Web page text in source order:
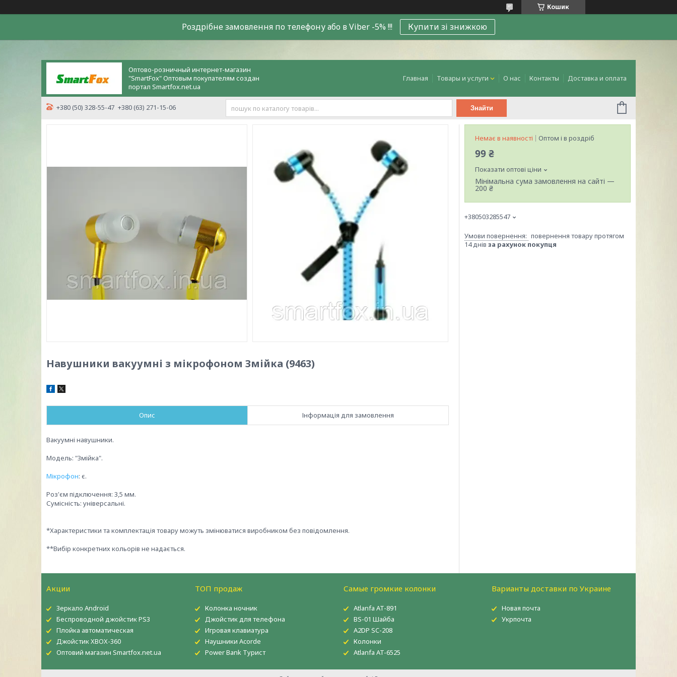
Кошик
Роздрiбне замовлення по телефону або в Viber -5% !!! Купити зі знижкою
Оптово-розничный интернет-магазин
"SmartFox" Оптовым покупателям создан
портал Smartfox.net.ua
Главная Товары и услуги О нас Контакты Доставка и оплата
+380 (50) 328-55-47 +380 (63) 271-15-06 Знайти
Навушники вакуумні з мікрофоном Змійка (9463)
Опис Інформація для замовлення
Вакуумні навушники.
Модель: "Змійка".
Мікрофон: є.
Роз'єм підключення: 3,5 мм.
Сумісність: універсальні.
*Характеристики та комплектація товару можуть змінюватися виробником без повідомлення.
**Вибір конкретних кольорів не надається.
Немає в наявності Оптом і в роздріб
99 ₴
Показати оптові ціни
Мінімальна сума замовлення на сайті —
200 ₴
+380503285547
повернення товару протягом
14 днів за рахунок покупця
Акции
Зеркало Android
Беспроводной джойстик PS3
Плойка автоматическая
Джойстик XBOX-360
Оптовий магазин Smartfox.net.ua
ТОП продаж
Колонка ночник
Джойстик для телефона
Игровая клавиатура
Наушники Acorde
Power Bank Турист
Самые громкие колонки
Atlanfa AT-891
BS-01 Шайба
A2DP SC-208
Колонки
Atlanfa AT-6525
Варианты доставки по Украине
Новая почта
Укрпочта